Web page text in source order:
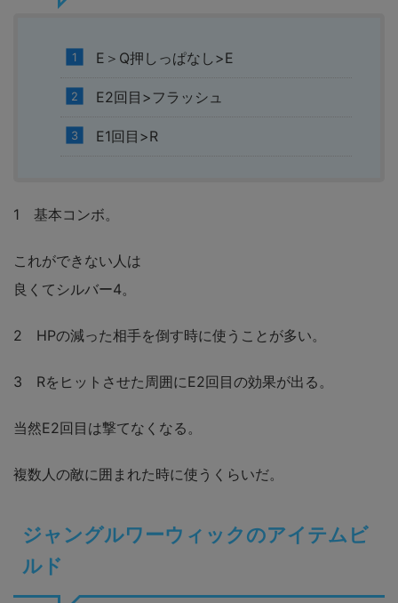
E＞Q押しっぱなし>E
E2回目>フラッシュ
E1回目>R
1 基本コンボ。
これができない人は
良くてシルバー4。
2 HPの減った相手を倒す時に使うことが多い。
3 Rをヒットさせた周囲にE2回目の効果が出る。
当然E2回目は撃てなくなる。
複数人の敵に囲まれた時に使うくらいだ。
ジャングルワーウィックのアイテムビ
ルド